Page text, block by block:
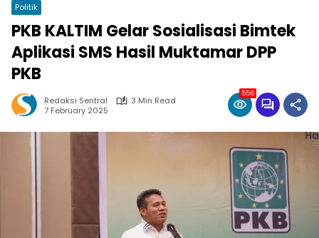
Politik
PKB KALTIM Gelar Sosialisasi Bimtek
Aplikasi SMS Hasil Muktamar DPP
PKB
Redaksi Sentral
3 Min Read
7 February 2025
556